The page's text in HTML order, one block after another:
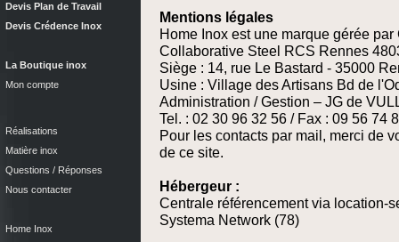
Devis Plan de Travail
Devis Crédence Inox
La Boutique inox
Mon compte
Réalisations
Matière inox
Questions / Réponses
Nous contacter
Home Inox
Mentions légales
Home Inox est une marque gérée
Collaborative Steel RCS Rennes
Siège : 14, rue Le Bastard - 35000
Usine : Village des Artisans Bd de
Administration / Gestion – JG de
Tel. : 02 30 96 32 56 / Fax : 09 56 74
Pour les contacts par mail, merci de
de ce site.
Hébergeur :
Centrale référencement via location-
Systema Network (78)